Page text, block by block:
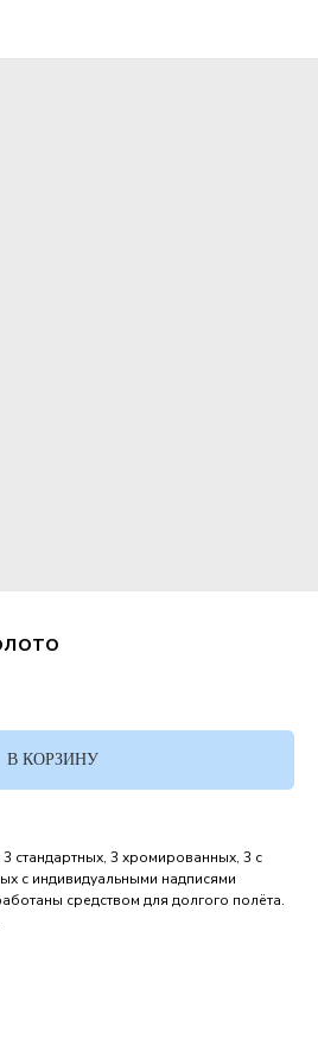
В КОРЗИНУ
стандартных, 3 хромированных, 3 с
с индивидуальными надписями
средством для долгого полёта.